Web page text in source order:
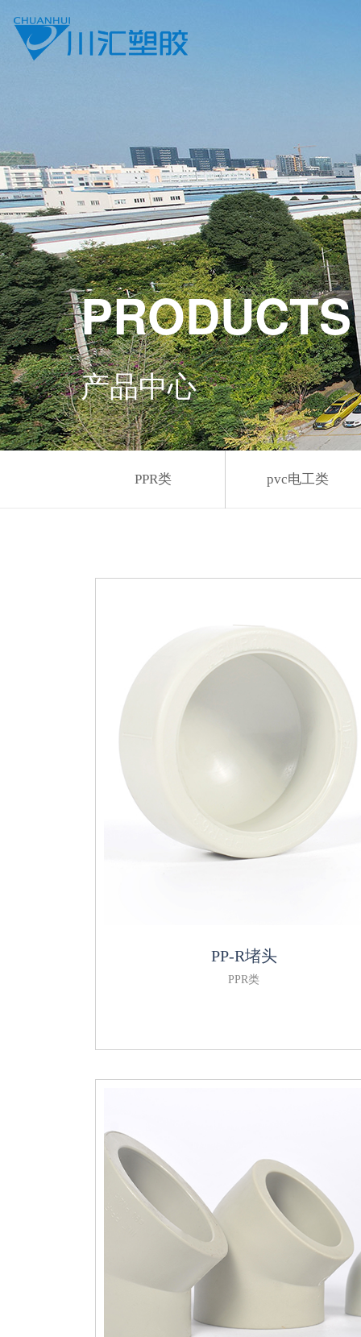
PRODUCTS
产品中心
PPR类 pvc电工类
PP-R堵头
PPR类